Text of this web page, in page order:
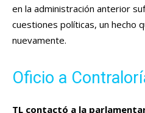
en la administración anterior
cuestiones políticas, un hecho
nuevamente.
Oficio a
TL contactó a la